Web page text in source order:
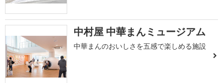
中村屋 中華まんミュージアム
中華まんのおいしさを五感で楽しめる施設